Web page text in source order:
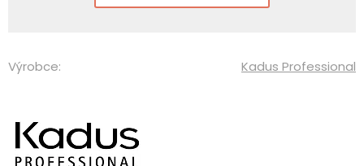
Výrobce: Kadus Professional